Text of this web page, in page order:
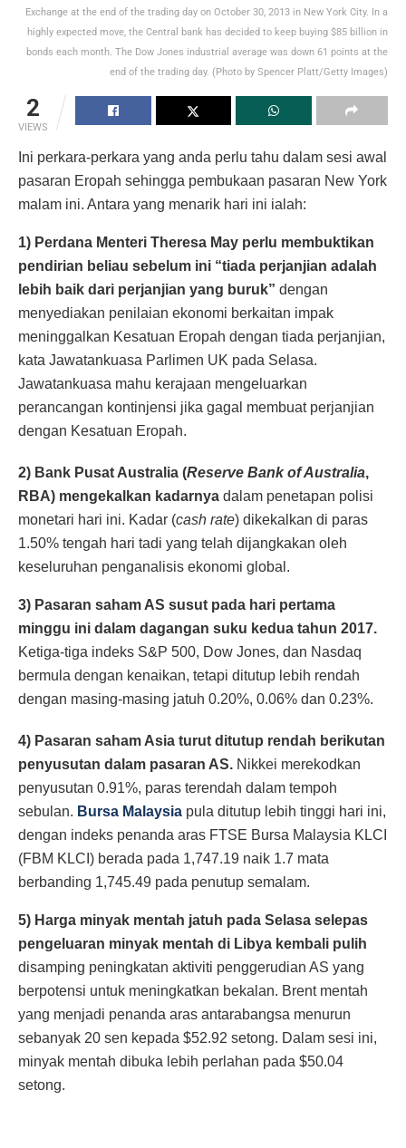
Exchange at the end of the trading day on October 30, 2013 in New York City. In a
highly expected move, the Central bank has decided to keep buying $85 billion in
bonds each month. The Dow Jones industrial average was down 61 points at the
end of the trading day. (Photo by Spencer Platt/Getty Images)
2
VIEWS
Ini perkara-perkara yang anda perlu tahu dalam sesi awal
pasaran Eropah sehingga pembukaan pasaran New York
malam ini. Antara yang menarik hari ini ialah:
1) Perdana Menteri Theresa May perlu membuktikan
pendirian beliau sebelum ini “tiada perjanjian adalah
lebih baik dari perjanjian yang buruk” dengan
menyediakan penilaian ekonomi berkaitan impak
meninggalkan Kesatuan Eropah dengan tiada perjanjian,
kata Jawatankuasa Parlimen UK pada Selasa.
Jawatankuasa mahu kerajaan mengeluarkan
perancangan kontinjensi jika gagal membuat perjanjian
dengan Kesatuan Eropah.
2) Bank Pusat Australia (Reserve Bank of Australia,
RBA) mengekalkan kadarnya dalam penetapan polisi
monetari hari ini. Kadar (cash rate) dikekalkan di paras
1.50% tengah hari tadi yang telah dijangkakan oleh
keseluruhan penganalisis ekonomi global.
3) Pasaran saham AS susut pada hari pertama
minggu ini dalam dagangan suku kedua tahun 2017.
Ketiga-tiga indeks S&P 500, Dow Jones, dan Nasdaq
bermula dengan kenaikan, tetapi ditutup lebih rendah
dengan masing-masing jatuh 0.20%, 0.06% dan 0.23%.
4) Pasaran saham Asia turut ditutup rendah berikutan
penyusutan dalam pasaran AS. Nikkei merekodkan
penyusutan 0.91%, paras terendah dalam tempoh
sebulan. Bursa Malaysia pula ditutup lebih tinggi hari ini,
dengan indeks penanda aras FTSE Bursa Malaysia KLCI
(FBM KLCI) berada pada 1,747.19 naik 1.7 mata
berbanding 1,745.49 pada penutup semalam.
5) Harga minyak mentah jatuh pada Selasa selepas
pengeluaran minyak mentah di Libya kembali pulih
disamping peningkatan aktiviti penggerudian AS yang
berpotensi untuk meningkatkan bekalan. Brent mentah
yang menjadi penanda aras antarabangsa menurun
sebanyak 20 sen kepada $52.92 setong. Dalam sesi ini,
minyak mentah dibuka lebih perlahan pada $50.04
setong.